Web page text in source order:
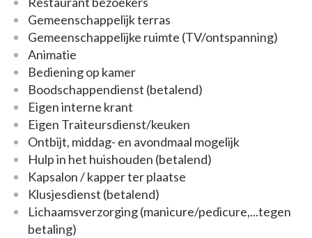
Interesse? Neem vandaag nog contact op voor
meer informatie
Gemeenschappelijk terras
Gemeenschappelijke ruimte (TV/ontspanning)
Animatie
Bediening op kamer
Boodschappendienst (betalend)
Eigen interne krant
Eigen Traiteursdienst/keuken
Ontbijt, middag- en avondmaal mogelijk
Hulp in het huishouden (betalend)
Kapsalon / kapper ter plaatse
Klusjesdienst (betalend)
Lichaamsverzorging (manicure/pedicure,...tegen
betaling)